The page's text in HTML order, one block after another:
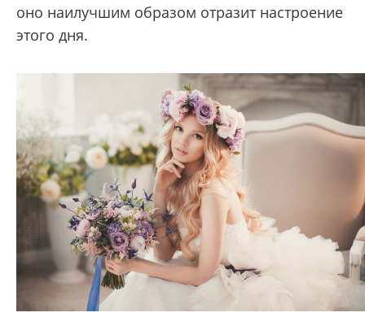
оно наилучшим образом отразит настроение
этого дня.